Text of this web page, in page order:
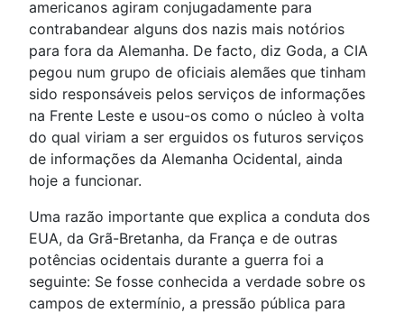
americanos agiram conjugadamente para
contrabandear alguns dos nazis mais notórios
para fora da Alemanha. De facto, diz Goda, a CIA
pegou num grupo de oficiais alemães que tinham
sido responsáveis pelos serviços de informações
na Frente Leste e usou-os como o núcleo à volta
do qual viriam a ser erguidos os futuros serviços
de informações da Alemanha Ocidental, ainda
hoje a funcionar.
Uma razão importante que explica a conduta dos
EUA, da Grã-Bretanha, da França e de outras
potências ocidentais durante a guerra foi a
seguinte: Se fosse conhecida a verdade sobre os
campos de extermínio, a pressão pública para